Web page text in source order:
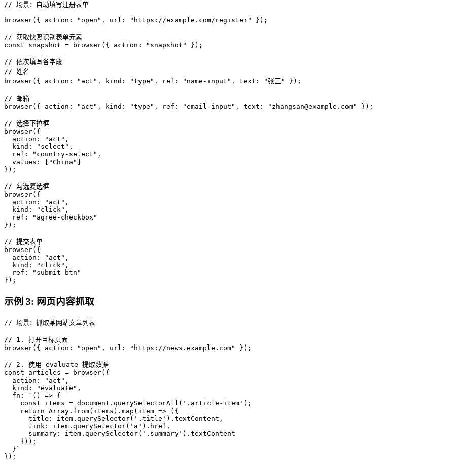
// 场景：自动填写注册表单
browser({ action: "open", url: "https://example.com/register" });
// 获取快照识别表单元素
const snapshot = browser({ action: "snapshot" });
// 依次填写各字段
// 姓名
browser({ action: "act", kind: "type", ref: "name-input", text: "张三" });
// 邮箱
browser({ action: "act", kind: "type", ref: "email-input", text: "zhangsan@example.com" });
// 选择下拉框
browser({
  action: "act",
  kind: "select",
  ref: "country-select",
  values: ["China"]
});
// 勾选复选框
browser({
  action: "act",
  kind: "click",
  ref: "agree-checkbox"
});
// 提交表单
browser({
  action: "act",
  kind: "click",
  ref: "submit-btn"
});
示例 3: 网页内容抓取
// 场景：抓取某网站文章列表
// 1. 打开目标页面
browser({ action: "open", url: "https://news.example.com" });
// 2. 使用 evaluate 提取数据
const articles = browser({
  action: "act",
  kind: "evaluate",
  fn: `() => {
    const items = document.querySelectorAll('.article-item');
    return Array.from(items).map(item => ({
      title: item.querySelector('.title').textContent,
      link: item.querySelector('a').href,
      summary: item.querySelector('.summary').textContent
    }));
  }`
});